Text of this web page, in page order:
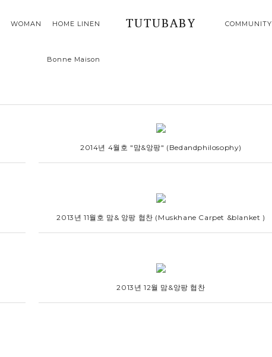
WOMAN HOME LINEN
Bonne Maison
TUTUBABY COMMUNITY
2014년 4월호 "맘&앙팡" (Bedandphilosophy)
2013년 11월호 맘& 앙팡 협찬 (Muskhane Carpet &blanket )
2013년 12월 맘&앙팡 협찬